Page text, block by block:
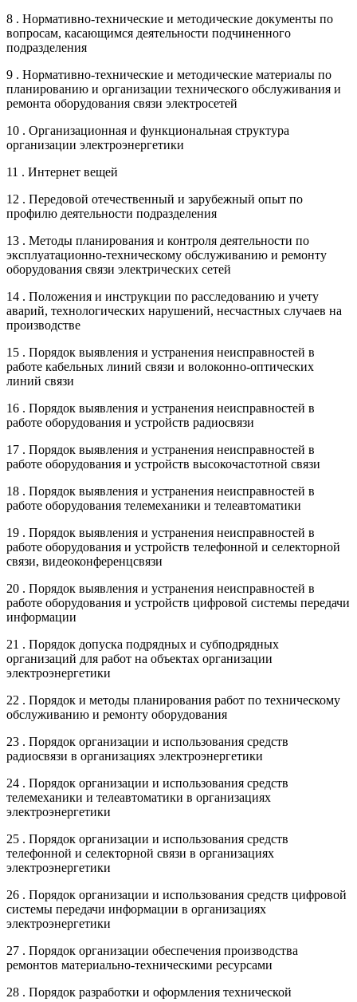
8 . Нормативно-технические и методические документы по
вопросам, касающимся деятельности подчиненного
подразделения
9 . Нормативно-технические и методические материалы по
планированию и организации технического обслуживания и
ремонта оборудования связи электросетей
10 . Организационная и функциональная структура
организации электроэнергетики
11 . Интернет вещей
12 . Передовой отечественный и зарубежный опыт по
профилю деятельности подразделения
13 . Методы планирования и контроля деятельности по
эксплуатационно-техническому обслуживанию и ремонту
оборудования связи электрических сетей
14 . Положения и инструкции по расследованию и учету
аварий, технологических нарушений, несчастных случаев на
производстве
15 . Порядок выявления и устранения неисправностей в
работе кабельных линий связи и волоконно-оптических
линий связи
16 . Порядок выявления и устранения неисправностей в
работе оборудования и устройств радиосвязи
17 . Порядок выявления и устранения неисправностей в
работе оборудования и устройств высокочастотной связи
18 . Порядок выявления и устранения неисправностей в
работе оборудования телемеханики и телеавтоматики
19 . Порядок выявления и устранения неисправностей в
работе оборудования и устройств телефонной и селекторной
связи, видеоконференцсвязи
20 . Порядок выявления и устранения неисправностей в
работе оборудования и устройств цифровой системы передачи
информации
21 . Порядок допуска подрядных и субподрядных
организаций для работ на объектах организации
электроэнергетики
22 . Порядок и методы планирования работ по техническому
обслуживанию и ремонту оборудования
23 . Порядок организации и использования средств
радиосвязи в организациях электроэнергетики
24 . Порядок организации и использования средств
телемеханики и телеавтоматики в организациях
электроэнергетики
25 . Порядок организации и использования средств
телефонной и селекторной связи в организациях
электроэнергетики
26 . Порядок организации и использования средств цифровой
системы передачи информации в организациях
электроэнергетики
27 . Порядок организации обеспечения производства
ремонтов материально-техническими ресурсами
28 . Порядок разработки и оформления технической